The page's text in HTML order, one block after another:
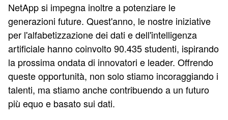
NetApp si impegna inoltre a potenziare le
generazioni future. Quest'anno, le nostre iniziative
per l'alfabetizzazione dei dati e dell'intelligenza
artificiale hanno coinvolto 90.435 studenti, ispirando
la prossima ondata di innovatori e leader. Offrendo
queste opportunità, non solo stiamo incoraggiando i
talenti, ma stiamo anche contribuendo a un futuro
più equo e basato sui dati.